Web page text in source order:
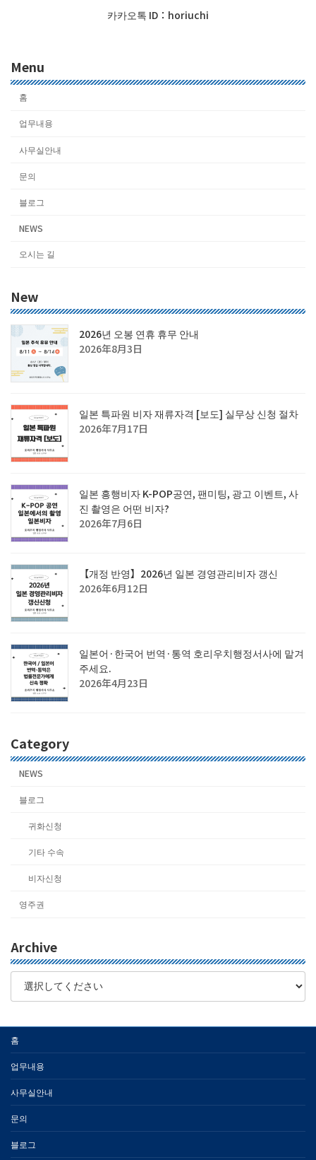
카카오톡 ID：horiuchi
Menu
홈
업무내용
사무실안내
문의
블로그
NEWS
오시는 길
New
2026년 오봉 연휴 휴무 안내
2026年8月3日
일본 특파원 비자 재류자격 [보도] 실무상 신청 절차
2026年7月17日
일본 흥행비자 K-POP공연, 팬미팅, 광고 이벤트, 사
진 촬영은 어떤 비자?
2026年7月6日
【개정 반영】2026년 일본 경영관리비자 갱신
2026年6月12日
일본어·한국어 번역·통역 호리우치행정서사에 맡겨
주세요.
2026年4月23日
Category
NEWS
블로그
귀화신청
기타 수속
비자신청
영주권
Archive
홈
업무내용
사무실안내
문의
블로그